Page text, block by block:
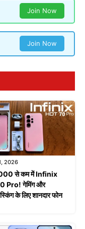
Join Now
Join Now
2026
से कम में Infinix
Pro! गेमिंग और
के लिए शानदार फोन